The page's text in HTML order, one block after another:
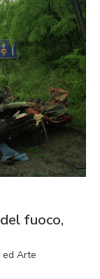
fuoco,
ed Arte